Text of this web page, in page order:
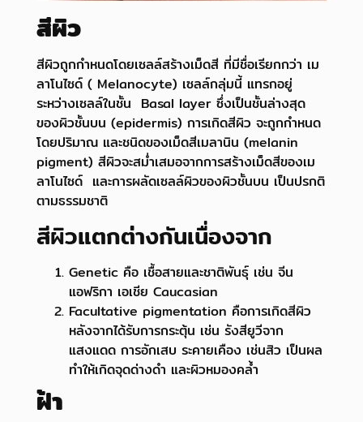
สีผิว
สีผิวถูกกำหนดโดยเซลล์สร้างเม็ดสี ที่มีชื่อเรียกกว่า เม
ลาโนไซด์ ( Melanocyte) เซลล์กลุ่มนี้ แทรกอยู่
ระหว่างเซลล์ในชั้น Basal layer ซึ่งเป็นชั้นล่างสุด
ของผิวชั้นบน (epidermis) การเกิดสีผิว จะถูกกำหนด
โดยปริมาณ และชนิดของเม็ดสีเมลานิน (melanin
pigment) สีผิวจะสม่ำเสมอจากการสร้างเม็ดสีของเม
ลาโนไซด์ และการผลัดเซลล์ผิวของผิวชั้นบน เป็นปรกติ
ตามธรรมชาติ
สีผิวแตกต่างกันเนื่องจาก
Genetic คือ เชื้อสายและชาติพันธุ์ เช่น จีน
แอฟริกา เอเชีย Caucasian
Facultative pigmentation คือการเกิดสีผิว
หลังจากได้รับการกระตุ้น เช่น รังสียูวีจาก
แสงแดด การอักเสบ ระคายเคือง เช่นสิว เป็นผล
ทำให้เกิดจุดด่างดำ และผิวหมองคล้ำ
ฝ้า